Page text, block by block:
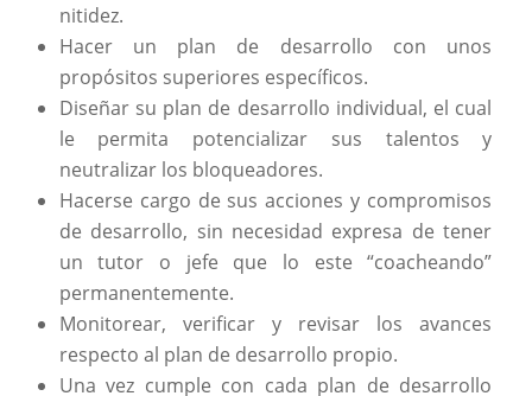
nitidez.
Hacer un plan de desarrollo con unos
propósitos superiores específicos.
Diseñar su plan de desarrollo individual, el cual
le permita potencializar sus talentos y
neutralizar los bloqueadores.
Hacerse cargo de sus acciones y compromisos
de desarrollo, sin necesidad expresa de tener
un tutor o jefe que lo este “coacheando”
permanentemente.
Monitorear, verificar y revisar los avances
respecto al plan de desarrollo propio.
Una vez cumple con cada plan de desarrollo